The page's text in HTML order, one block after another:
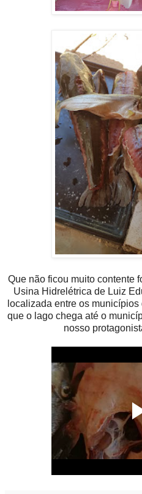
Que não ficou muito contente
Usina Hidrelétrica de Luiz
localizada entre os
que o lago chega até o
nosso